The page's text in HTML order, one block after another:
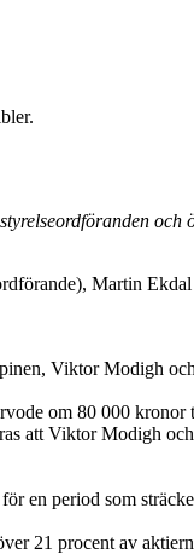
Martin
Viktor Modigh
om 80 000
att Viktor Modigh
en period som
21 procent av